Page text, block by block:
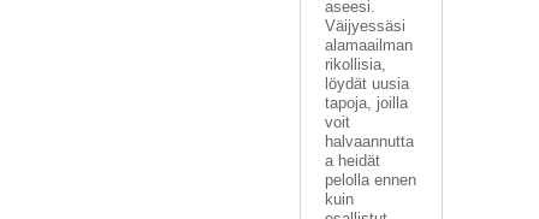
aseesi.
Väijyessäsi
alamaailman
rikollisia,
löydät uusia
tapoja, joilla
voit
halvaannutta
a heidät
pelolla ennen
kuin